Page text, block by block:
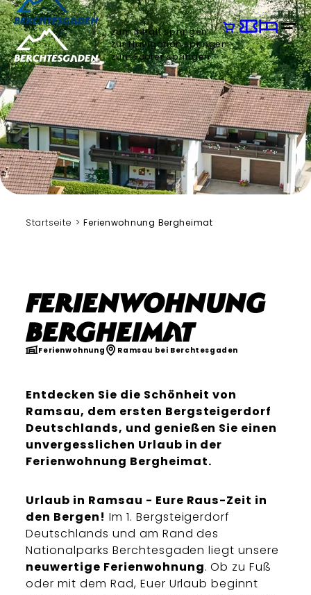
zum Inhalt springen
zur Navigation springen
zum Footer springen
Startseite Ferienwohnung Bergheimat
Ferienwohnung
Bergheimat
Ferienwohnung Ramsau bei Berchtesgaden
Entdecken Sie die Schönheit von
Ramsau, dem ersten Bergsteigerdorf
Deutschlands, und genießen Sie einen
unvergesslichen Urlaub in der
Ferienwohnung Bergheimat.
Urlaub in Ramsau - Eure Raus-Zeit in
den Bergen! Im 1. Bergsteigerdorf
Deutschlands und am Rand des
Nationalparks Berchtesgaden liegt unsere
neuwertige Ferienwohnung. Ob zu Fuß
oder mit dem Rad, Euer Urlaub beginnt